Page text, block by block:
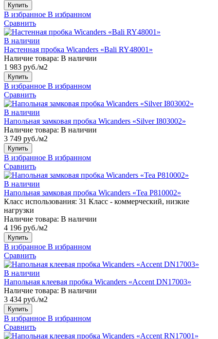
Купить
В избранное В избранном
Сравнить
В наличии
Настенная пробка Wicanders «Bali RY48001»
Наличие товара: В наличии
1 983 руб./м2
Купить
В избранное В избранном
Сравнить
В наличии
Напольная замковая пробка Wicanders «Silver I803002»
Наличие товара: В наличии
3 749 руб./м2
Купить
В избранное В избранном
Сравнить
В наличии
Напольная замковая пробка Wicanders «Tea P810002»
Класс использования: 31 Класс - коммерческий, низкие
нагрузки
Наличие товара: В наличии
4 196 руб./м2
Купить
В избранное В избранном
Сравнить
В наличии
Напольная клеевая пробка Wicanders «Accent DN17003»
Наличие товара: В наличии
3 434 руб./м2
Купить
В избранное В избранном
Сравнить